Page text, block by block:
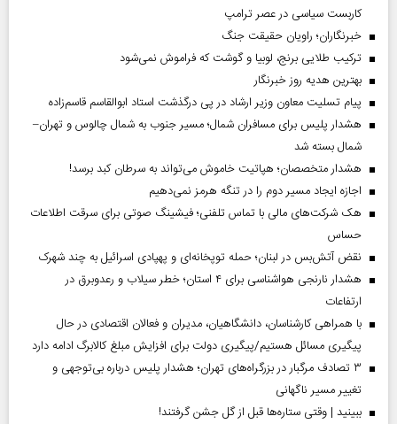
کاربست سیاسی در عصر ترامپ
خبرنگاران؛ راویان حقیقت جنگ
ترکیب طلایی برنج، لوبیا و گوشت که فراموش نمی‌شود
بهترین هدیه روز خبرنگار
پیام تسلیت معاون وزیر ارشاد در پی درگذشت استاد ابوالقاسم قاسم‌زاده
هشدار پلیس برای مسافران شمال؛ مسیر جنوب به شمال چالوس و تهران–
شمال بسته شد
هشدار متخصصان؛ هپاتیت خاموش می‌تواند به سرطان کبد برسد!
اجازه ایجاد مسیر دوم را در تنگه هرمز نمی‌دهیم
هک شرکت‌های مالی با تماس تلفنی؛ فیشینگ صوتی برای سرقت اطلاعات
حساس
نقض آتش‌بس در لبنان؛ حمله توپخانه‌ای و پهپادی اسرائیل به چند شهرک
هشدار نارنجی هواشناسی برای ۴ استان؛ خطر سیلاب و رعدوبرق در
ارتفاعات
با همراهی کارشناسان، دانشگاهیان، مدیران و فعالان اقتصادی در حال
پیگیری مسائل هستیم/پیگیری دولت برای افزایش مبلغ کالابرگ ادامه دارد
۳ تصادف مرگبار در بزرگراه‌های تهران؛ هشدار پلیس درباره بی‌توجهی و
تغییر مسیر ناگهانی
ببینید | وقتی ستاره‌ها قبل از گل جشن گرفتند!